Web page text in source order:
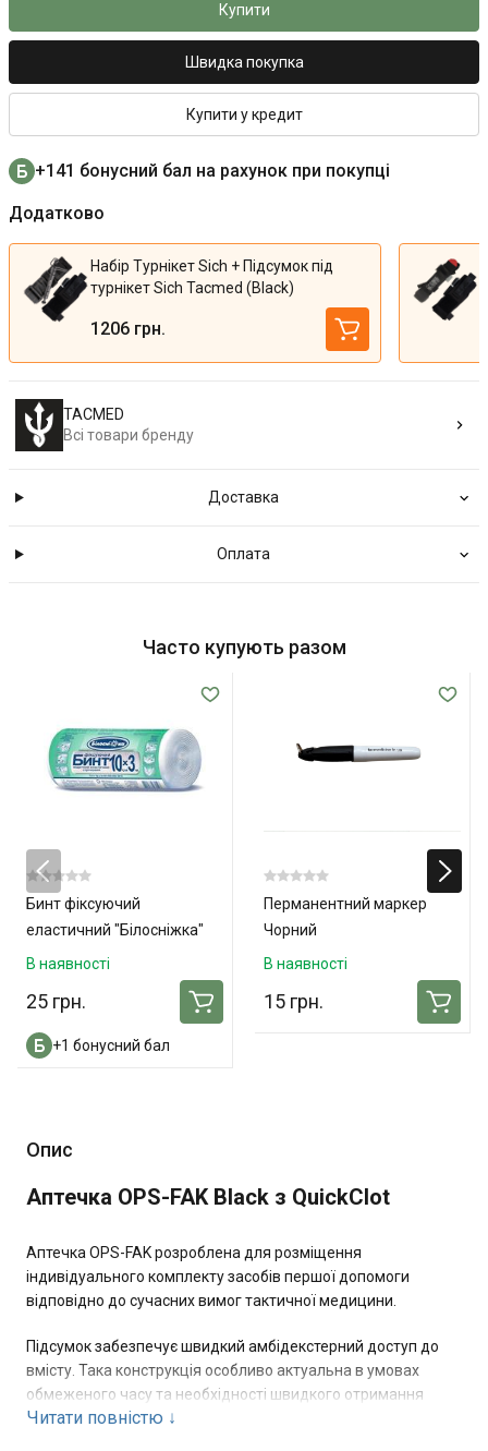
Купити
Швидка покупка
Купити у кредит
+141 бонусний бал на рахунок при покупці
Додатково
Набір Турнікет Sich + Підсумок під
турнікет Sich Tacmed (Black)
1206 грн.
TACMED
Всі товари бренду
Доставка
Оплата
Часто купують разом
Бинт фіксуючий
еластичний "Білосніжка"
10см x 3м
В наявності
25 грн.
+1 бонусний бал
Перманентний маркер
Чорний
В наявності
15 грн.
Опис
Аптечка OPS-FAK Black з QuickClot
Аптечка OPS-FAK розроблена для розміщення
індивідуального комплекту засобів першої допомоги
відповідно до сучасних вимог тактичної медицини.
Підсумок забезпечує швидкий амбідекстерний доступ до
вмісту. Така конструкція особливо актуальна в умовах
обмеженого часу та необхідності швидкого отримання
доступу до медичних засобів.
Читати повністю ↓